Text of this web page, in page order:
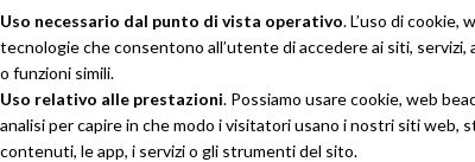
Uso necessario dal punto di vista operativo. L’uso di
tecnologie che consentono all’utente di accedere ai siti,
o funzioni simili.
Uso relativo alle prestazioni. Possiamo usare cookie, web
analisi per capire in che modo i visitatori usano i nostri siti web,
contenuti, le app, i servizi o gli strumenti del sito.